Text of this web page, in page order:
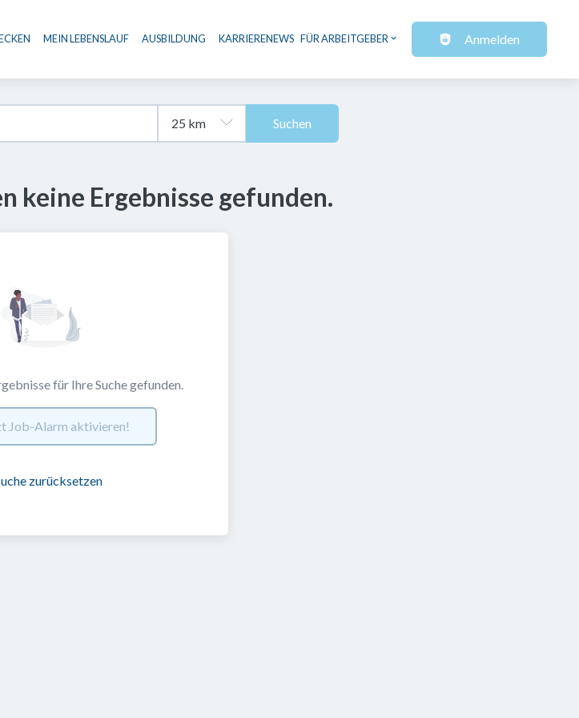
Haupt-Navigation
MEIN LEBENSLAUF AUSBILDUNG KARRIERENEWS FÜR ARBEITGEBER Anmelden
Suchen
keine Ergebnisse gefunden.
für Ihre Suche gefunden.
Job-Alarm aktivieren!
zurücksetzen